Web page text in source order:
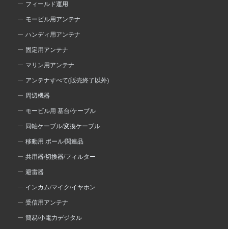
フィールド運用
モービル用アンテナ
ハンディ用アンテナ
固定用アンテナ
マリン用アンテナ
アンテナすべて(販売終了以外)
周辺機器
モービル用 基台/ケーブル
同軸ケーブル/変換ケーブル
移動用 ポール/関連品
共用器/切換器/フィルター
避雷器
インカム/マイク/イヤホン
受信用アンテナ
簡易/小電力デジタル